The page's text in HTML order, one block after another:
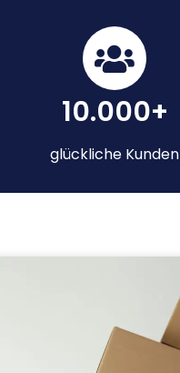
10.000+
glückliche Kunden